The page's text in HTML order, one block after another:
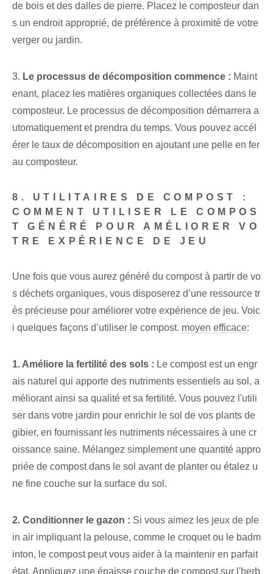
de bois et des dalles de pierre. Placez le composteur dan
s un endroit approprié, de préférence à proximité de votre
verger ou jardin.
3. Le processus de décomposition commence : Maint
enant, placez les matières organiques collectées dans le
composteur. Le processus de décomposition démarrera a
utomatiquement et prendra du temps. Vous pouvez accél
érer le taux de décomposition en ajoutant une pelle en fer
au composteur.
8. UTILITAIRES DE COMPOST :
COMMENT UTILISER LE COMPOS
T GÉNÉRÉ POUR AMÉLIORER VO
TRE EXPÉRIENCE DE JEU
Une fois que vous aurez généré du compost à partir de vo
s déchets organiques, vous disposerez d’une ressource tr
ès précieuse pour améliorer votre expérience de jeu. Voic
i quelques façons d’utiliser le compost. moyen efficace:
1. Améliore la fertilité des sols : Le compost est un engr
ais naturel qui apporte des nutriments essentiels au sol, a
méliorant ainsi sa qualité et sa fertilité. Vous pouvez l'utili
ser dans votre jardin pour enrichir le sol de vos plants de
gibier, en fournissant les nutriments nécessaires à une cr
oissance saine. Mélangez simplement une quantité appro
priée de compost dans le sol avant de planter ou étalez u
ne fine couche sur la surface du sol.
2. Conditionner le gazon : Si vous aimez les jeux de ple
in air impliquant la pelouse, comme le croquet ou le badm
inton, le compost peut vous aider à la maintenir en parfait
état. Appliquez une épaisse couche de compost sur l'herb